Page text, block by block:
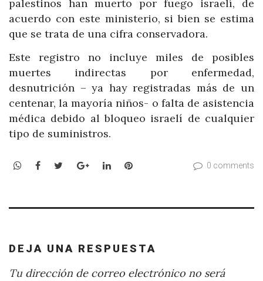
palestinos han muerto por fuego israelí, de
acuerdo con este ministerio, si bien se estima
que se trata de una cifra conservadora.
Este registro no incluye miles de posibles
muertes indirectas por enfermedad,
desnutrición – ya hay registradas más de un
centenar, la mayoría niños- o falta de asistencia
médica debido al bloqueo israelí de cualquier
tipo de suministros.
WhatsApp
Facebook
TwitterGoogle+LinkedInPinterest 0 comments
DEJA UNA RESPUESTA
Tu dirección de correo electrónico no será